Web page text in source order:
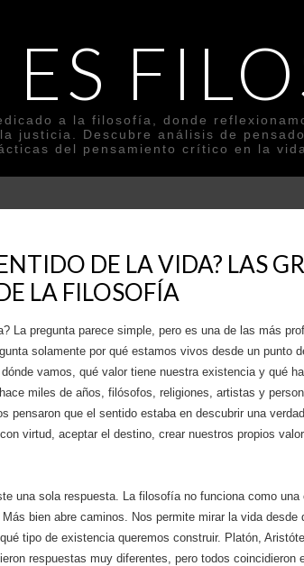
ES
a la filosofía, donde
justicia. Descubre análisis de
del pensamiento crítico en la
DE LA VIDA? LAS
LA FILOSOFÍA
La pregunta parece simple, pero es una de las más
solamente por qué estamos vivos desde un punto
vamos, qué valor tiene nuestra existencia y qué
miles de años, filósofos, religiones, artistas y
pensaron que el sentido estaba en descubrir una
virtud, aceptar el destino, crear nuestros propios
una sola respuesta. La filosofía no funciona como una
bien abre caminos. Nos permite mirar la vida desde
tipo de existencia queremos construir. Platón,
respuestas muy diferentes, pero todos coincidieron